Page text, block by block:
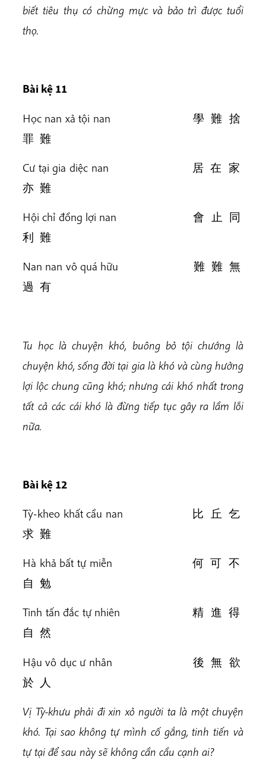
biết tiêu thụ có chừng mực và bảo trì được tuổi
thọ.
Bài kệ 11
Học nan xả tội nan 學 難 捨
罪 難
Cư tại gia diệc nan 居 在 家
亦 難
Hội chỉ đồng lợi nan 會 止 同
利 難
Nan nan vô quá hữu 難 難 無
過 有
Tu học là chuyện khó, buông bỏ tội chướng là
chuyện khó, sống đời tại gia là khó và cùng hưởng
lợi lộc chung cũng khó; nhưng cái khó nhất trong
tất cả các cái khó là đừng tiếp tục gây ra lầm lỗi
nữa.
Bài kệ 12
Tỳ-kheo khất cầu nan 比 丘 乞
求 難
Hà khả bất tự miễn 何 可 不
自 勉
Tinh tấn đắc tự nhiên 精 進 得
自 然
Hậu vô dục ư nhân 後 無 欲
於 人
Vị Tỳ-khưu phải đi xin xỏ người ta là một chuyện
khó. Tại sao không tự mình cố gắng, tinh tiến và
tự tại để sau này sẽ không cần cầu cạnh ai?